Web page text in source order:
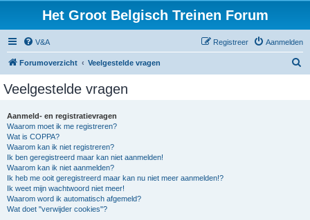
Het Groot Belgisch Treinen Forum
V&A Aanmelden
Registreer
Forumoverzicht Veelgestelde vragen
Veelgestelde vragen
Aanmeld- en registratievragen
Waarom moet ik me registreren?
Wat is COPPA?
Waarom kan ik niet registreren?
Ik ben geregistreerd maar kan niet aanmelden!
Waarom kan ik niet aanmelden?
Ik heb me ooit geregistreerd maar kan nu niet meer aanmelden!?
Ik weet mijn wachtwoord niet meer!
Waarom word ik automatisch afgemeld?
Wat doet "verwijder cookies"?